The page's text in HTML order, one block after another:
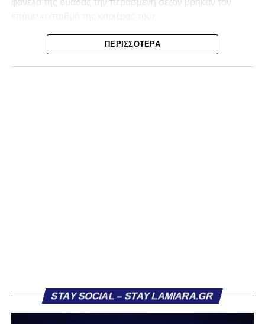
Ο λόγος για τον Βασίλη Τρούμπουλο και τον Χρυσόστομο
Στάγκο, οι οποίοι θα συνεχίσουν μαζί την ποδοσφαιρική
«Ο Α.Ο. Σαρωνικός Αναβύσσου ανακοινώνει την
ΠΕΡΙΣΣΌΤΕΡΑ
STAY SOCIAL – STAY LAMIARA.GR